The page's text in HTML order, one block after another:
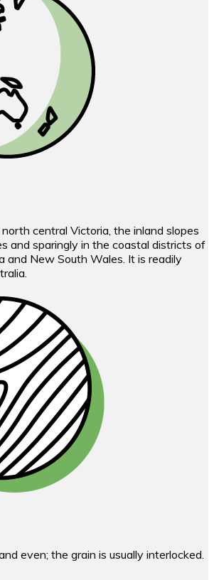
central Victoria, the inland slopes
and sparingly in the coastal districts of
and New South Wales. It is readily
even; the grain is usually interlocked.